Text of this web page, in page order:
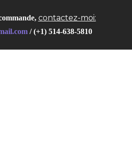
contactez-moi:
/(+1) 514-638-5810